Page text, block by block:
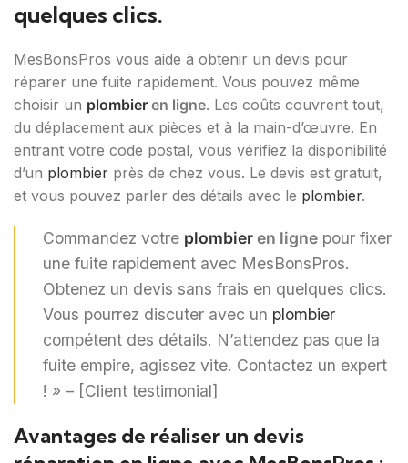
quelques clics.
MesBonsPros vous aide à obtenir un devis pour
réparer une fuite rapidement. Vous pouvez même
choisir un plombier en ligne. Les coûts couvrent tout,
du déplacement aux pièces et à la main-d’œuvre. En
entrant votre code postal, vous vérifiez la disponibilité
d’un plombier près de chez vous. Le devis est gratuit,
et vous pouvez parler des détails avec le plombier.
Commandez votre plombieren ligne pour fixer
une fuite rapidement avec MesBonsPros.
Obtenez un devis sans frais en quelques clics.
Vous pourrez discuter avec un plombier
compétent des détails. N’attendez pas que la
fuite empire, agissez vite. Contactez un expert
! » – [Client testimonial]
Avantages de réaliser un devis